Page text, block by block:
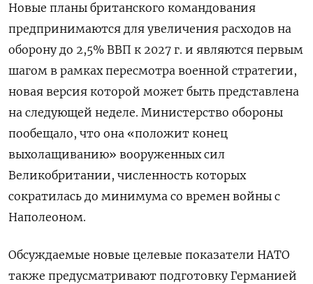
Новые планы британского командования
предпринимаются для увеличения расходов на
оборону до 2,5% ВВП к 2027 г. и являются первым
шагом в рамках пересмотра военной стратегии,
новая версия которой может быть представлена
на следующей неделе. Министерство обороны
пообещало, что она «положит конец
выхолащиванию» вооруженных сил
Великобритании, численность которых
сократилась до минимума со времен войны с
Наполеоном.
Обсуждаемые новые целевые показатели НАТО
также предусматривают подготовку Германией